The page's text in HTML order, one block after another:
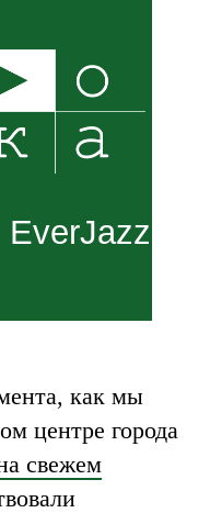
как мы
центре города
свежем